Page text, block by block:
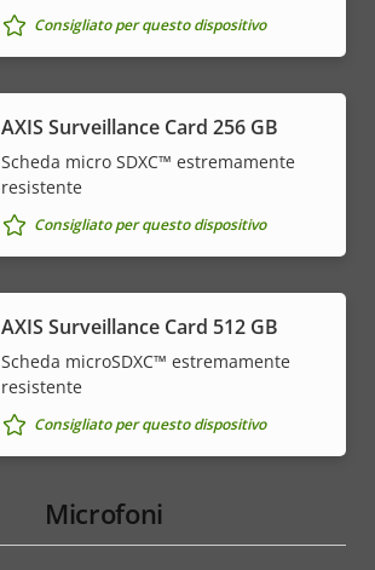
Consigliato per questo dispositivo
AXIS Surveillance Card 256 GB
Scheda micro SDXC™ estremamente
resistente
Consigliato per questo dispositivo
AXIS Surveillance Card 512 GB
Scheda microSDXC™ estremamente
resistente
Consigliato per questo dispositivo
Microfoni